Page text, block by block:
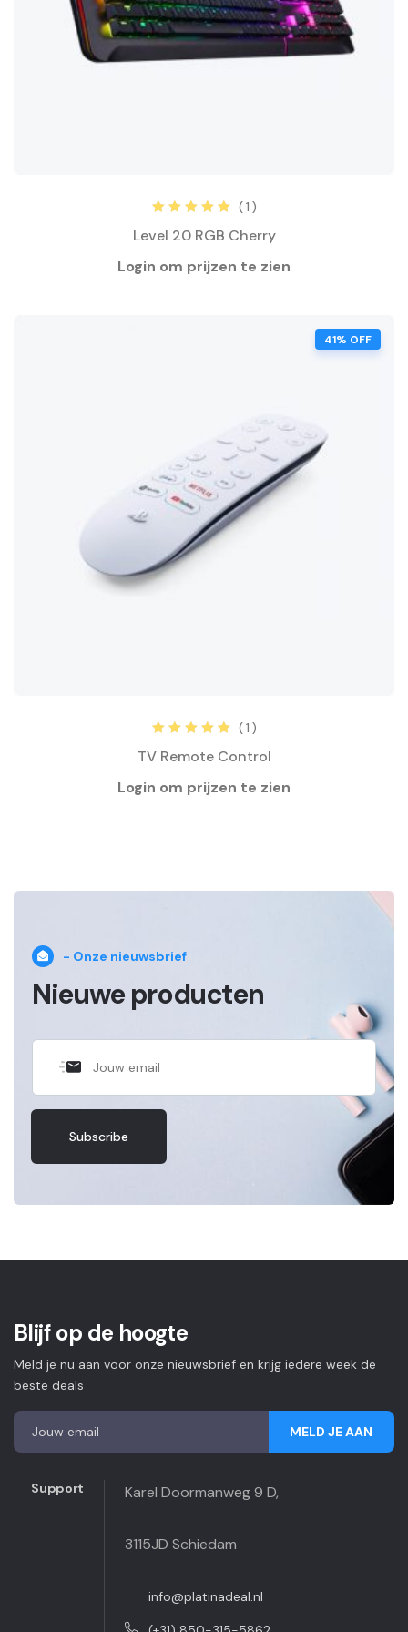
of 5
( 1 )
Level 20 RGB Cherry
41% OFF
of 5
( 1 )
TV Remote Control
- Onze nieuwsbrief
Nieuwe producten
Blijf op de hoogte
Meld je nu aan voor onze nieuwsbrief en krijg iedere week de
beste deals
MELD JE AAN
Support Karel Doormanweg 9 D,
3115JD Schiedam
info@platinadeal.nl